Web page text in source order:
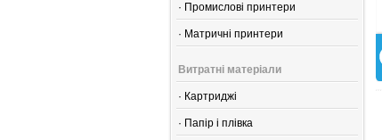
· Промислові принтери
· Матричні принтери
Витратні матеріали
· Картриджі
· Папір і плівка